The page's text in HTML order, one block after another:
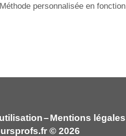
personnalisée en fonction
–Mentions légales
© 2026